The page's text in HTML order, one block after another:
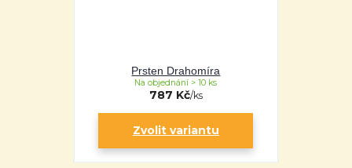
Prsten Drahomíra
787 Kč/ks
Na objednání > 10 ks
Zvolit variantu